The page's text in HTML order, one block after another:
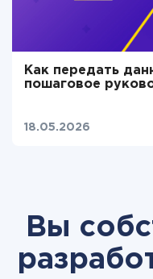
Как передать
пошаговое
18.05.2026
Вы